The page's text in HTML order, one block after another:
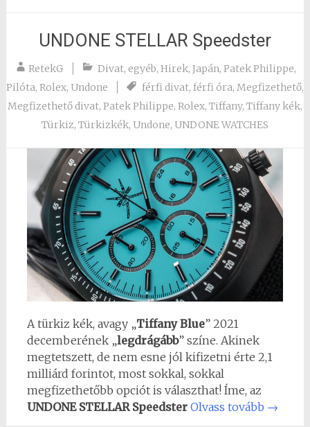
UNDONE STELLAR Speedster
RetekG Divat, egyéb,Hirek,Japán,Patek Philippe,
Pilóta, Rolex, Undone férfi divat, férfi óra, Megfizethető,
Megfizethető divat, Patek Philippe, Rolex, Tiffany, Tiffany kék,
Türkiz, Türkizkék, Undone, UNDONE WATCHES
A türkiz kék, avagy „Tiffany Blue” 2021
decemberének „legdrágább” színe. Akinek
megtetszett, de nem esne jól kifizetni érte 2,1
milliárd forintot, most sokkal, sokkal
megfizethetőbb opciót is választhat! Íme, az
UNDONE STELLAR Speedster Olvass tovább →